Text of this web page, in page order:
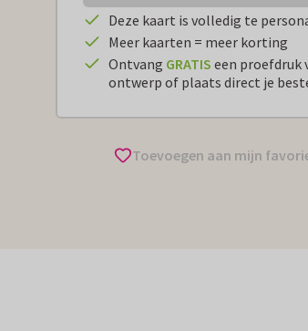
Deze kaart is volledig te
Meer kaarten = meer korting
Ontvang GRATIS een proefdruk
ontwerp of plaats direct je
Toevoegen aan mijn